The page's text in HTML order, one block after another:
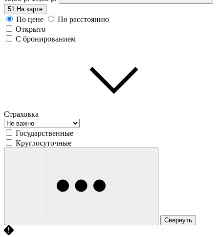
51 На карте
По цене
По расстоянию
Открыто
С бронированием
Страховка
Государственные
Круглосуточные
Свернуть